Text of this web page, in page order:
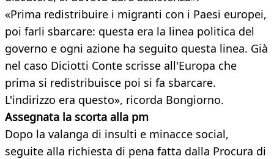
«Prima redistribuire i migranti con i Paesi europei,
poi farli sbarcare: questa era la linea politica del
governo e ogni azione ha seguito questa linea. Già
nel caso Diciotti Conte scrisse all'Europa che
prima si redistribuisce poi si fa sbarcare.
L'indirizzo era questo», ricorda Bongiorno.
Assegnata la scorta alla pm
Dopo la valanga di insulti e minacce social,
seguite alla richiesta di pena fatta dalla Procura di